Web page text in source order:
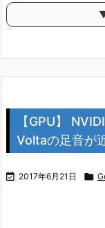
【GPU】
Voltaの足音が
 2017年6月21日 